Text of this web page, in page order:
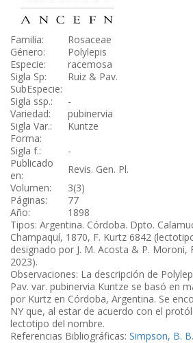
Familia:
Rosaceae
Género:
Polylepis
Especie:
racemosa
Sigla Sp:
Ruiz & Pav.
SubEspecie:
Sigla ssp.:
-
Variedad:
pubinervia
Sigla Var.:
Kuntze
Forma:
Sigla f.:
-
Publicado
en:
Revis. Gen. Pl.
Volumen:
3(3)
Páginas:
77
Año:
1898
Tipos: Argentina. Córdoba. Dpto.
Champaquí, 1870, F. Kurtz 6842
designado por J. M. Acosta & P. Moroni,
2023).
Observaciones: La descripción de
Pav. var. pubinervia Kuntze se basó en
por Kurtz en Córdoba, Argentina. Se
NY que, al estar de acuerdo con el
lectotipo del nombre.
Referencias Bibliográficas: Simpson, B.